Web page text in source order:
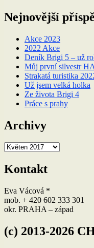
Nejnovější
Akce 2023
2022 Akce
Deník Brigi 5 – už
Můj první silvestr
Strakatá turistika
Už jsem velká holka
Ze života Brigi 4
Práce s prahy
Archivy
Archivy
Kontakt
Eva Vácová *
mob. + 420 602 333 301
okr. PRAHA – západ
(c) 2013-2026